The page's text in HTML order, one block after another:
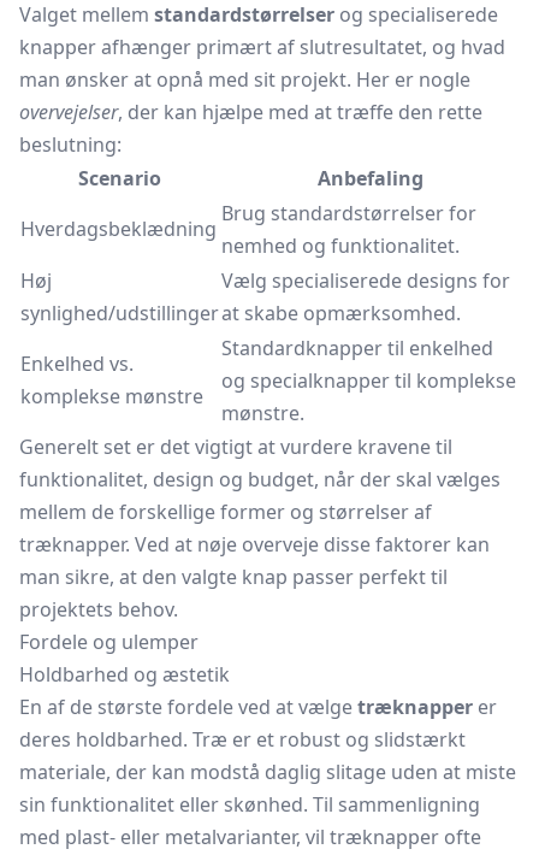
Valget mellem standardstørrelser og specialiserede
knapper afhænger primært af slutresultatet, og hvad
man ønsker at opnå med sit projekt. Her er nogle
overvejelser, der kan hjælpe med at træffe den rette
beslutning:
Scenario
Anbefaling
Hverdagsbeklædning
Brug standardstørrelser for
nemhed og funktionalitet.
Høj
synlighed/udstillinger
Vælg specialiserede designs for
at skabe opmærksomhed.
Enkelhed vs.
komplekse mønstre
Standardknapper til enkelhed
og specialknapper til komplekse
mønstre.
Generelt set er det vigtigt at vurdere kravene til
funktionalitet, design og budget, når der skal vælges
mellem de forskellige former og størrelser af
træknapper. Ved at nøje overveje disse faktorer kan
man sikre, at den valgte knap passer perfekt til
projektets behov.
Fordele og ulemper
Holdbarhed og æstetik
En af de største fordele ved at vælgetræknapper er
deres holdbarhed. Træ er et robust og slidstærkt
materiale, der kan modstå daglig slitage uden at miste
sin funktionalitet eller skønhed. Til sammenligning
med plast- eller metalvarianter, vil træknapper ofte